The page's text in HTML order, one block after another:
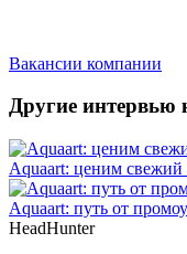
Вакансии компании
Другие интервью
Aquaart: ценим свежий
Aquaart: путь от
HeadHunter